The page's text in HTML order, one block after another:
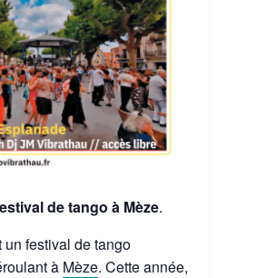
de tango à Mèze.
un festival de tango
à Mèze. Cette année,